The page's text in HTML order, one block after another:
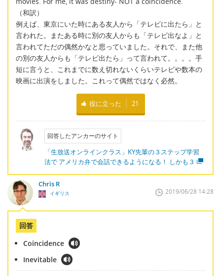
（和訳）
例えば、東京にいた時にある友人から「テレビに出たら」と
言われた。またある時に別の友人からも「テレビ出なよ」と
言われてただの偶然かなと思っていました。それで、また他
の別の友人からも「テレビ出たら」って言われて。。。。手
短に言うと、これまでに数え切れないくらいテレビや数本の
映画に出演をしました。これって偶然ではなく必然。
役に立った 21
回答したアンカーのサイト
「生放送オンラインクラス」KY先輩の３ステップ学習
法で アメリカ弁で会話できるようになる！ しかも３
Chris R
イギリス 2019/06/28 14:28
回答
Coincidence
Inevitable